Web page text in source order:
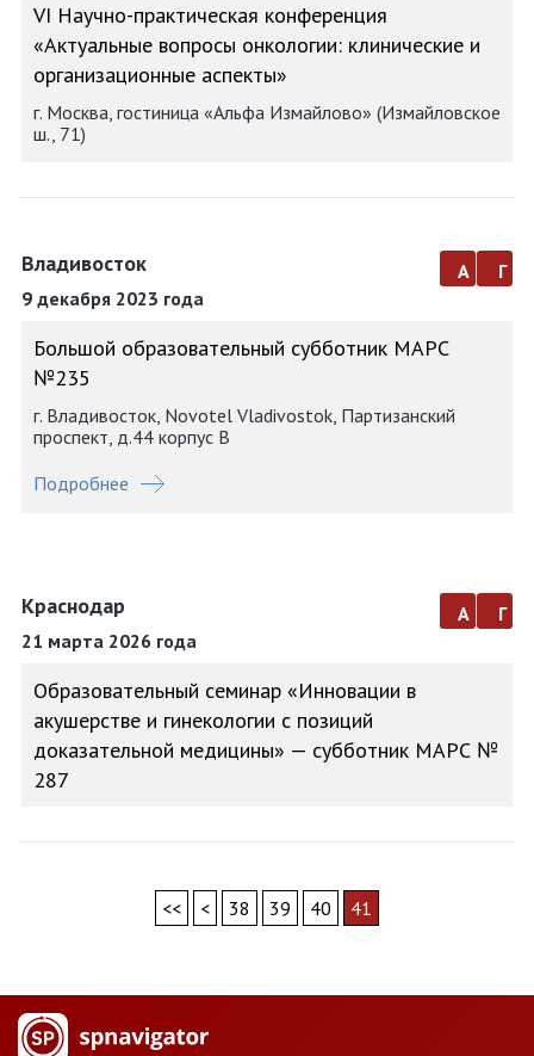
VI Научно-практическая конференция
«Актуальные вопросы онкологии: клинические и
организационные аспекты»
г. Москва, гостиница «Альфа Измайлово» (Измайловское
ш., 71)
Владивосток
9 декабря 2023 года
а г
Большой образовательный субботник МАРС
№235
г. Владивосток, Novotel Vladivostok, Партизанский
проспект, д.44 корпус В
Подробнее
Краснодар
21 марта 2026 года
а г
Образовательный семинар «Инновации в
акушерстве и гинекологии с позиций
доказательной медицины» — субботник МАРС №
287
<< < 38 39 40 41